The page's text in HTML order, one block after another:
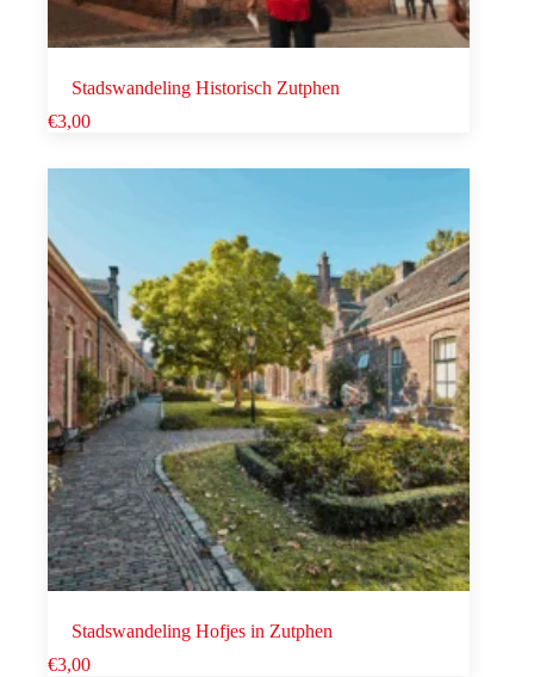
Stadswandeling Historisch Zutphen
€3,00
Stadswandeling Hofjes in Zutphen
€3,00